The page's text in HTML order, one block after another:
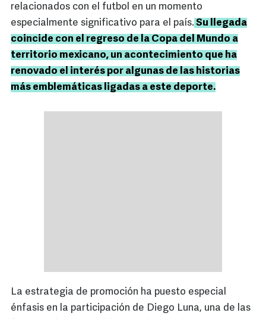
relacionados con el futbol en un momento
especialmente significativo para el país. Su llegada
coincide con el regreso de la Copa del Mundo a
territorio mexicano, un acontecimiento que ha
renovado el interés por algunas de las historias
más emblemáticas ligadas a este deporte.
La estrategia de promoción ha puesto especial
énfasis en la participación de Diego Luna, una de las